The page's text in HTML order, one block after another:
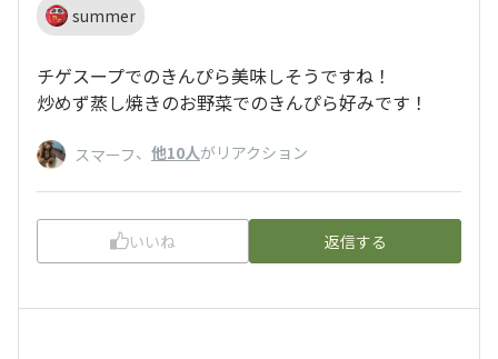
summer
チゲスープでのきんぴら美味しそうですね！
炒めず蒸し焼きのお野菜でのきんぴら好みです！
スマーフ、 他10人がリアクション
いいね 返信する